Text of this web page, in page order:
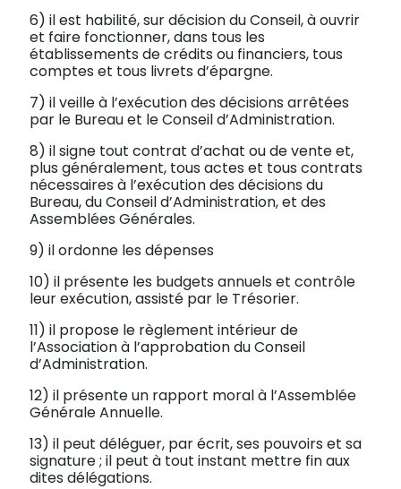
6) il est habilité, sur décision du Conseil, à ouvrir
et faire fonctionner, dans tous les
établissements de crédits ou financiers, tous
comptes et tous livrets d’épargne.
7) il veille à l’exécution des décisions arrêtées
par le Bureau et le Conseil d’Administration.
8) il signe tout contrat d’achat ou de vente et,
plus généralement, tous actes et tous contrats
nécessaires à l’exécution des décisions du
Bureau, du Conseil d’Administration, et des
Assemblées Générales.
9) il ordonne les dépenses
10) il présente les budgets annuels et contrôle
leur exécution, assisté par le Trésorier.
11) il propose le règlement intérieur de
l’Association à l’approbation du Conseil
d’Administration.
12) il présente un rapport moral à l’Assemblée
Générale Annuelle.
13) il peut déléguer, par écrit, ses pouvoirs et sa
signature ; il peut à tout instant mettre fin aux
dites délégations.